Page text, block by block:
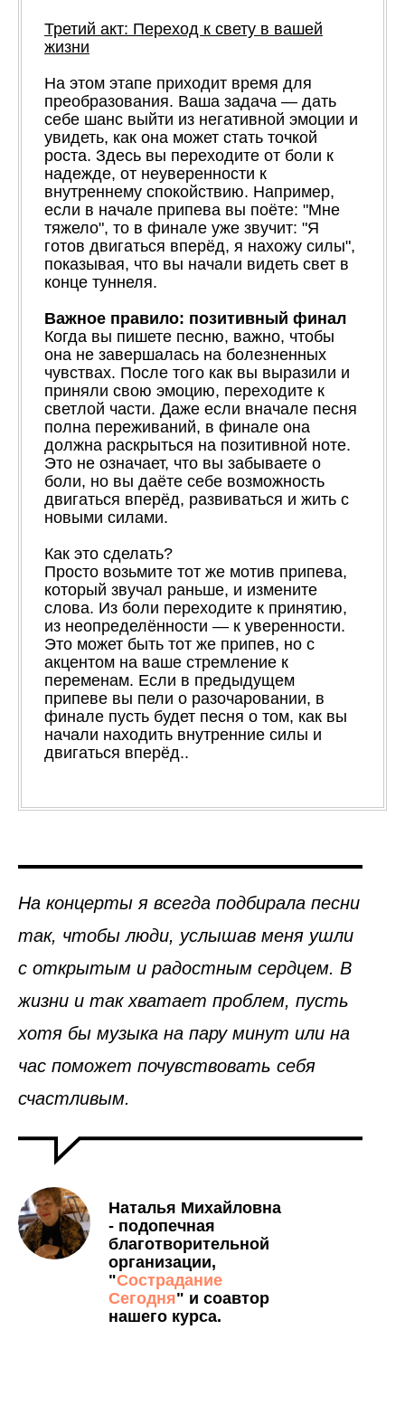
Третий акт: Переход к свету в вашей
жизни
На этом этапе приходит время для
преобразования. Ваша задача — дать
себе шанс выйти из негативной эмоции и
увидеть, как она может стать точкой
роста. Здесь вы переходите от боли к
надежде, от неуверенности к
внутреннему спокойствию. Например,
если в начале припева вы поёте: "Мне
тяжело", то в финале уже звучит: "Я
готов двигаться вперёд, я нахожу силы",
показывая, что вы начали видеть свет в
конце туннеля.
Важное правило: позитивный финал
Когда вы пишете песню, важно, чтобы
она не завершалась на болезненных
чувствах. После того как вы выразили и
приняли свою эмоцию, переходите к
светлой части. Даже если вначале песня
полна переживаний, в финале она
должна раскрыться на позитивной ноте.
Это не означает, что вы забываете о
боли, но вы даёте себе возможность
двигаться вперёд, развиваться и жить с
новыми силами.
Как это сделать?
Просто возьмите тот же мотив припева,
который звучал раньше, и измените
слова. Из боли переходите к принятию,
из неопределённости — к уверенности.
Это может быть тот же припев, но с
акцентом на ваше стремление к
переменам. Если в предыдущем
припеве вы пели о разочаровании, в
финале пусть будет песня о том, как вы
начали находить внутренние силы и
двигаться вперёд..
На концерты я всегда подбирала песни
так, чтобы люди, услышав меня ушли
с открытым и радостным сердцем. В
жизни и так хватает проблем, пусть
хотя бы музыка на пару минут или на
час поможет почувствовать себя
счастливым.
Наталья Михайловна
- подопечная
благотворительной
организации,
"Сострадание
Сегодня" и соавтор
нашего курса.